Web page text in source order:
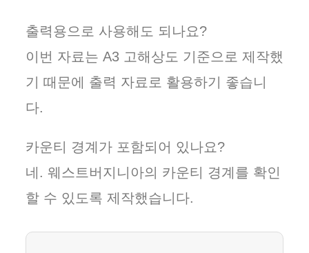
출력용으로 사용해도 되나요?
이번 자료는 A3 고해상도 기준으로 제작했
기 때문에 출력 자료로 활용하기 좋습니
다.
카운티 경계가 포함되어 있나요?
네. 웨스트버지니아의 카운티 경계를 확인
할 수 있도록 제작했습니다.